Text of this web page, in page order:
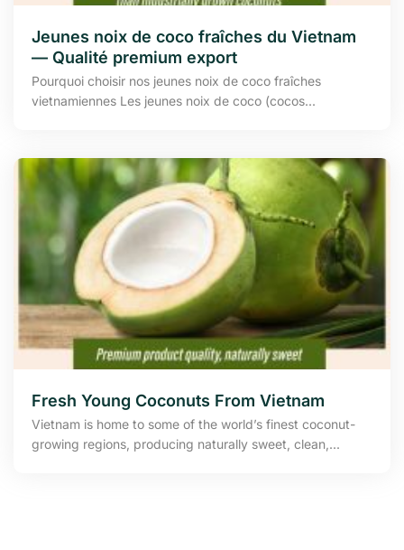
Jeunes noix de coco fraîches du Vietnam
— Qualité premium export
Pourquoi choisir nos jeunes noix de coco fraîches
vietnamiennes Les jeunes noix de coco (cocos...
Fresh Young Coconuts From Vietnam
Vietnam is home to some of the world’s finest coconut-
growing regions, producing naturally sweet, clean,...